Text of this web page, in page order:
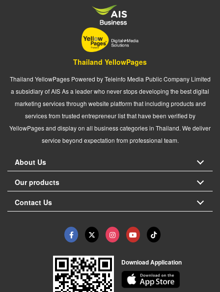
Thailand YellowPages
Thailand YellowPages Powered by Teleinfo Media Public Company Limited
a subsidiary of AIS As a leader who never stops developing the best digital
marketing services through website platform that including products and
services from trusted entrepreneur list that have been verified by
YellowPages and display on all business categories in Thailand. We deliver
service beyond expectation from professional team.
About Us
Our products
Contact Us
Download Application